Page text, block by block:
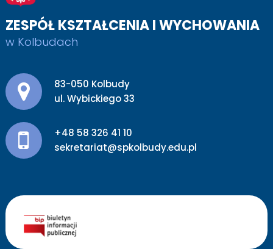
ZESPÓŁ KSZTAŁCENIA I WYCHOWANIA
w Kolbudach
Adres pocztowy:
83-050 Kolbudy
ul. Wybickiego 33
+48 58 326 41 10
sekretariat@spkolbudy.edu.pl